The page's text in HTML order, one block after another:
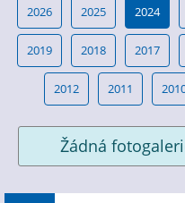
2026 2025 2024
2019 2018 2017
2012 2011
Žádná